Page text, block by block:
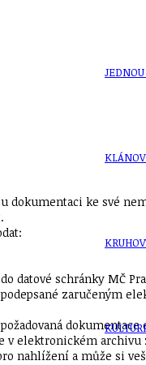
dokumentaci ke své
datové schránky MČ
zaručeným
v elektronickém
nahlížení a může si